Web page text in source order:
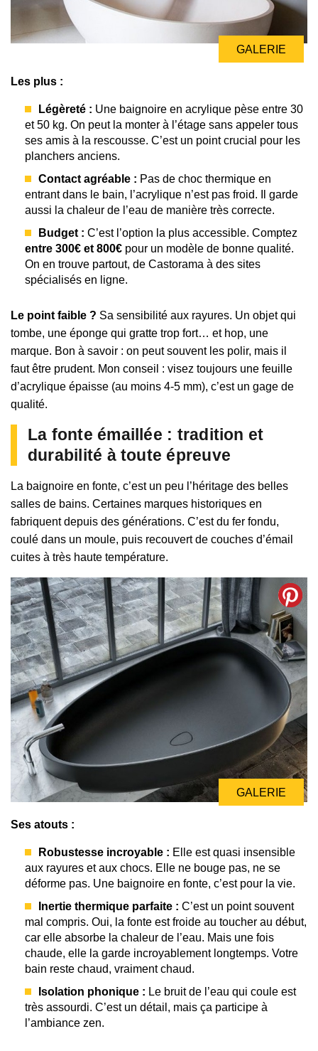
GALERIE
Les plus :
Légèreté : Une baignoire en acrylique pèse entre 30
et 50 kg. On peut la monter à l’étage sans appeler tous
ses amis à la rescousse. C’est un point crucial pour les
planchers anciens.
Contact agréable : Pas de choc thermique en
entrant dans le bain, l’acrylique n’est pas froid. Il garde
aussi la chaleur de l’eau de manière très correcte.
Budget : C’est l’option la plus accessible. Comptez
entre 300€ et 800€ pour un modèle de bonne qualité.
On en trouve partout, de Castorama à des sites
spécialisés en ligne.
Le point faible ? Sa sensibilité aux rayures. Un objet qui
tombe, une éponge qui gratte trop fort… et hop, une
marque. Bon à savoir : on peut souvent les polir, mais il
faut être prudent. Mon conseil : visez toujours une feuille
d’acrylique épaisse (au moins 4-5 mm), c’est un gage de
qualité.
La fonte émaillée : tradition et
durabilité à toute épreuve
La baignoire en fonte, c’est un peu l’héritage des belles
salles de bains. Certaines marques historiques en
fabriquent depuis des générations. C’est du fer fondu,
coulé dans un moule, puis recouvert de couches d’émail
cuites à très haute température.
GALERIE
Ses atouts :
Robustesse incroyable : Elle est quasi insensible
aux rayures et aux chocs. Elle ne bouge pas, ne se
déforme pas. Une baignoire en fonte, c’est pour la vie.
Inertie thermique parfaite : C’est un point souvent
mal compris. Oui, la fonte est froide au toucher au début,
car elle absorbe la chaleur de l’eau. Mais une fois
chaude, elle la garde incroyablement longtemps. Votre
bain reste chaud, vraiment chaud.
Isolation phonique : Le bruit de l’eau qui coule est
très assourdi. C’est un détail, mais ça participe à
l’ambiance zen.